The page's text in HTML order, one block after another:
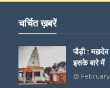
चर्चित ख़बरें
पौड़ी :
इसके बारे में